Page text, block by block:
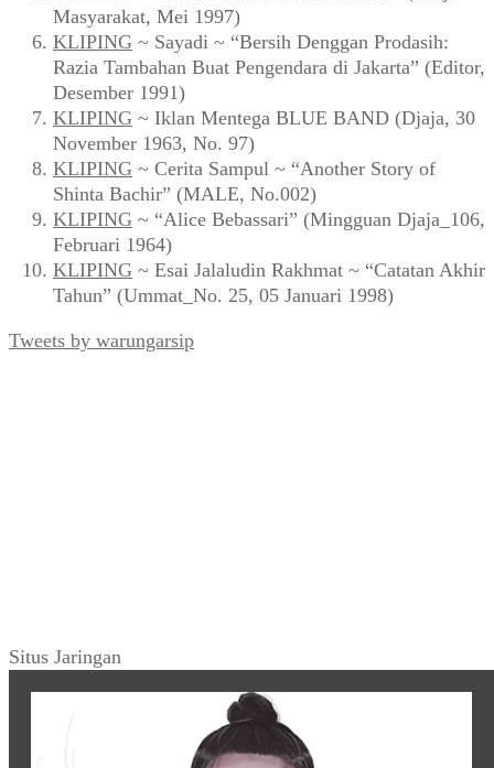
Masyarakat, Mei 1997)
KLIPING ~ Sayadi ~ “Bersih Denggan Prodasih:
Razia Tambahan Buat Pengendara di Jakarta” (Editor,
Desember 1991)
KLIPING ~ Iklan Mentega BLUE BAND (Djaja, 30
November 1963, No. 97)
KLIPING ~ Cerita Sampul ~ “Another Story of
Shinta Bachir” (MALE, No.002)
KLIPING ~ “Alice Bebassari” (Mingguan Djaja_106,
Februari 1964)
KLIPING ~ Esai Jalaludin Rakhmat ~ “Catatan Akhir
Tahun” (Ummat_No. 25, 05 Januari 1998)
Tweets by warungarsip
Situs Jaringan